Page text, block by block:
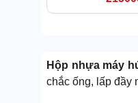
Hộp nhựa máy
chắc ống, lấp đầy